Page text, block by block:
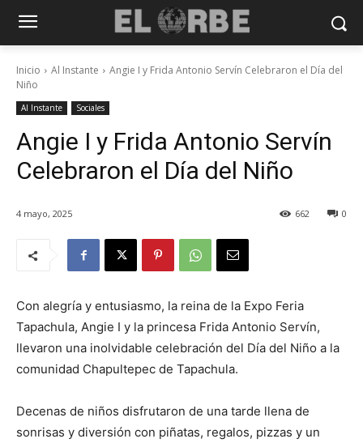
Inicio Al Instante
Angie I y Frida Antonio Servín Celebraron el Día del
Niño
Al Instante Sociales
Angie I y Frida Antonio Servín
Celebraron el Día del Niño
4 mayo, 2025 0
662
Con alegría y entusiasmo, la reina de la Expo Feria
Tapachula, Angie I y la princesa Frida Antonio Servín,
llevaron una inolvidable celebración del Día del Niño a la
comunidad Chapultepec de Tapachula.
Decenas de niños disfrutaron de una tarde llena de
sonrisas y diversión con piñatas, regalos, pizzas y un